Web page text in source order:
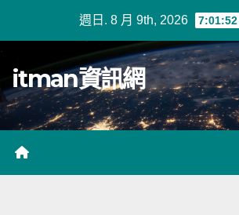
週日. 8 月 9th, 2026 7:01:52
itman資訊網